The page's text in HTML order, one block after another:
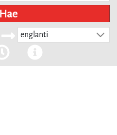
Hae
englanti